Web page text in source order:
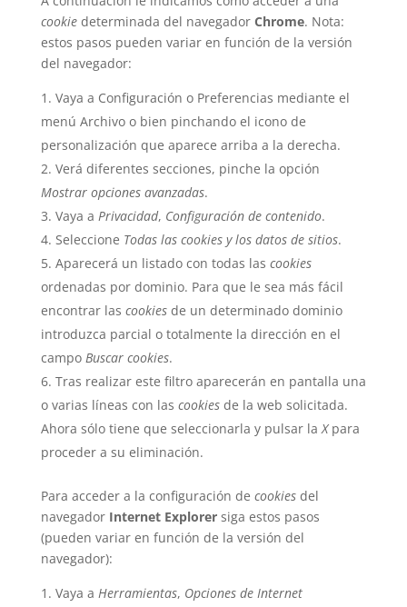
cookiedeterminada del navegador Chrome. Nota:
estos pasos pueden variar en función de la versión
del navegador:
Vaya a Configuración o Preferencias mediante el
menú Archivo o bien pinchando el icono de
personalización que aparece arriba a la derecha.
Verá diferentes secciones, pinche la opción
Mostrar opciones avanzadas.
Vaya a Privacidad, Configuración de contenido.
Seleccione Todas las cookies y los datos de sitios.
Aparecerá un listado con todas las cookies
ordenadas por dominio. Para que le sea más fácil
encontrar las cookiesde un determinado dominio
introduzca parcial o totalmente la dirección en el
campo Buscar cookies.
Tras realizar este filtro aparecerán en pantalla una
o varias líneas con las cookiesde la web solicitada.
Ahora sólo tiene que seleccionarla y pulsar laXpara
proceder a su eliminación.
Para acceder a la configuración de cookiesdel
navegador Internet Explorersiga estos pasos
(pueden variar en función de la versión del
navegador):
Vaya a Herramientas, Opciones de Internet